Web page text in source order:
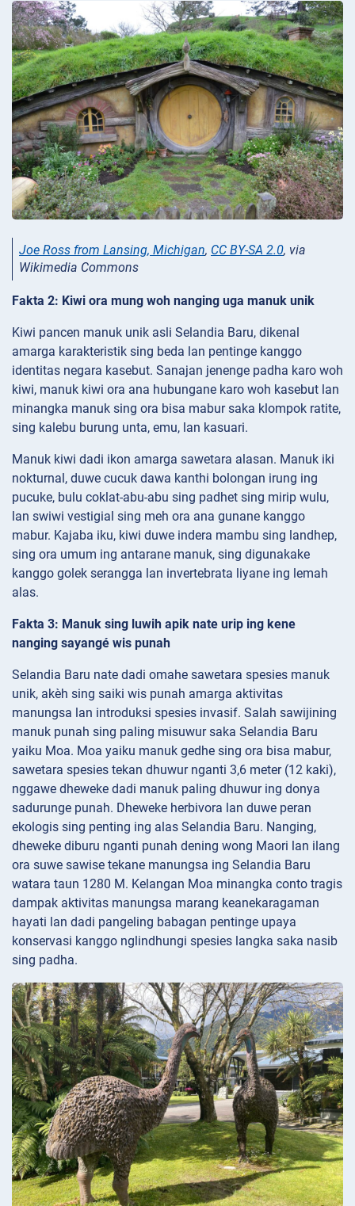
Joe Ross from Lansing, Michigan, CC BY-SA 2.0, via
Wikimedia Commons
Fakta 2: Kiwi ora mung woh nanging uga manuk unik
Kiwi pancen manuk unik asli Selandia Baru, dikenal
amarga karakteristik sing beda lan pentinge kanggo
identitas negara kasebut. Sanajan jenenge padha karo woh
kiwi, manuk kiwi ora ana hubungane karo woh kasebut lan
minangka manuk sing ora bisa mabur saka klompok ratite,
sing kalebu burung unta, emu, lan kasuari.
Manuk kiwi dadi ikon amarga sawetara alasan. Manuk iki
nokturnal, duwe cucuk dawa kanthi bolongan irung ing
pucuke, bulu coklat-abu-abu sing padhet sing mirip wulu,
lan swiwi vestigial sing meh ora ana gunane kanggo
mabur. Kajaba iku, kiwi duwe indera mambu sing landhep,
sing ora umum ing antarane manuk, sing digunakake
kanggo golek serangga lan invertebrata liyane ing lemah
alas.
Fakta 3: Manuk sing luwih apik nate urip ing kene
nanging sayangé wis punah
Selandia Baru nate dadi omahe sawetara spesies manuk
unik, akèh sing saiki wis punah amarga aktivitas
manungsa lan introduksi spesies invasif. Salah sawijining
manuk punah sing paling misuwur saka Selandia Baru
yaiku Moa. Moa yaiku manuk gedhe sing ora bisa mabur,
sawetara spesies tekan dhuwur nganti 3,6 meter (12 kaki),
nggawe dheweke dadi manuk paling dhuwur ing donya
sadurunge punah. Dheweke herbivora lan duwe peran
ekologis sing penting ing alas Selandia Baru. Nanging,
dheweke diburu nganti punah dening wong Maori lan ilang
ora suwe sawise tekane manungsa ing Selandia Baru
watara taun 1280 M. Kelangan Moa minangka conto tragis
dampak aktivitas manungsa marang keanekaragaman
hayati lan dadi pangeling babagan pentinge upaya
konservasi kanggo nglindhungi spesies langka saka nasib
sing padha.